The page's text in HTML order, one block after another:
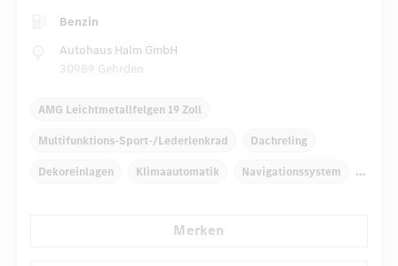
Benzin
Autohaus Halm GmbH
30989 Gehrden
AMG Leichtmetallfelgen 19 Zoll
Multifunktions-Sport-/Lederlenkrad Dachreling
Dekoreinlagen Klimaautomatik Navigationssystem
Automatisch abblendender Innenspiegel
Merken